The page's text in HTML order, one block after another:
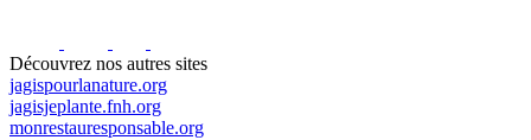
Découvrez nos autres sites
jagispourlanature.org
jagisjeplante.fnh.org
monrestauresponsable.org